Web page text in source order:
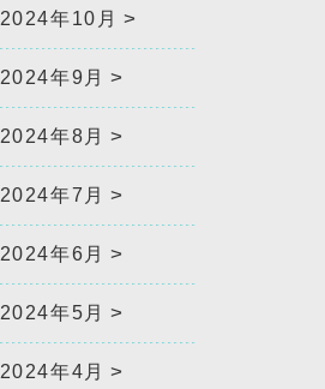
2024年10月
2024年9月
2024年8月
2024年7月
2024年6月
2024年5月
2024年4月